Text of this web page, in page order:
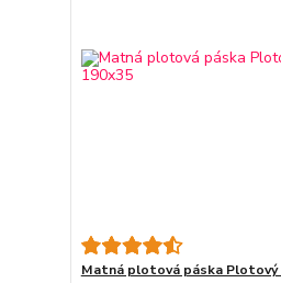
Matná plotová páska Plotový